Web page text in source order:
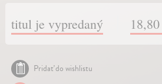
titul je vypredaný
Pridať do wishlistu